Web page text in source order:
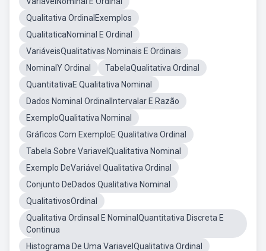
Qualitativa OrdinalExemplos
QualitaticaNominal E Ordinal
VariáveisQualitativas Nominais E Ordinais
NominalY Ordinal
TabelaQualitativa Ordinal
QuantitativaE Qualitativa Nominal
Dados Nominal OrdinalIntervalar E Razão
ExemploQualitativa Nominal
Gráficos Com ExemploE Qualitativa Ordinal
Tabela Sobre VariavelQualitativa Nominal
Exemplo DeVariável Qualitativa Ordinal
Conjunto DeDados Qualitativa Nominal
QualitativosOrdinal
Qualitativa Ordinsal E NominalQuantitativa Discreta E
Continua
Histograma De Uma VariavelQualitativa Ordinal